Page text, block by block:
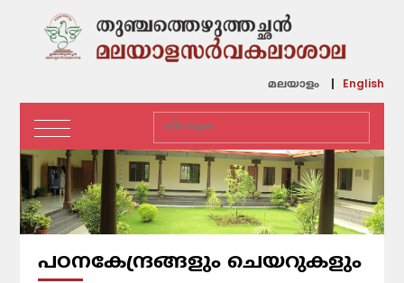
മലയാളം English
പഠനകേന്ദ്രങ്ങളും ചെയറുകളും